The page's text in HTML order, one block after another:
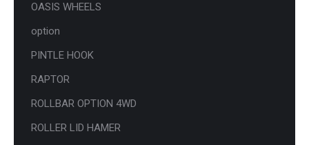
OASIS WHEELS
option
PINTLE HOOK
RAPTOR
ROLLBAR OPTION 4WD
ROLLER LID HAMER